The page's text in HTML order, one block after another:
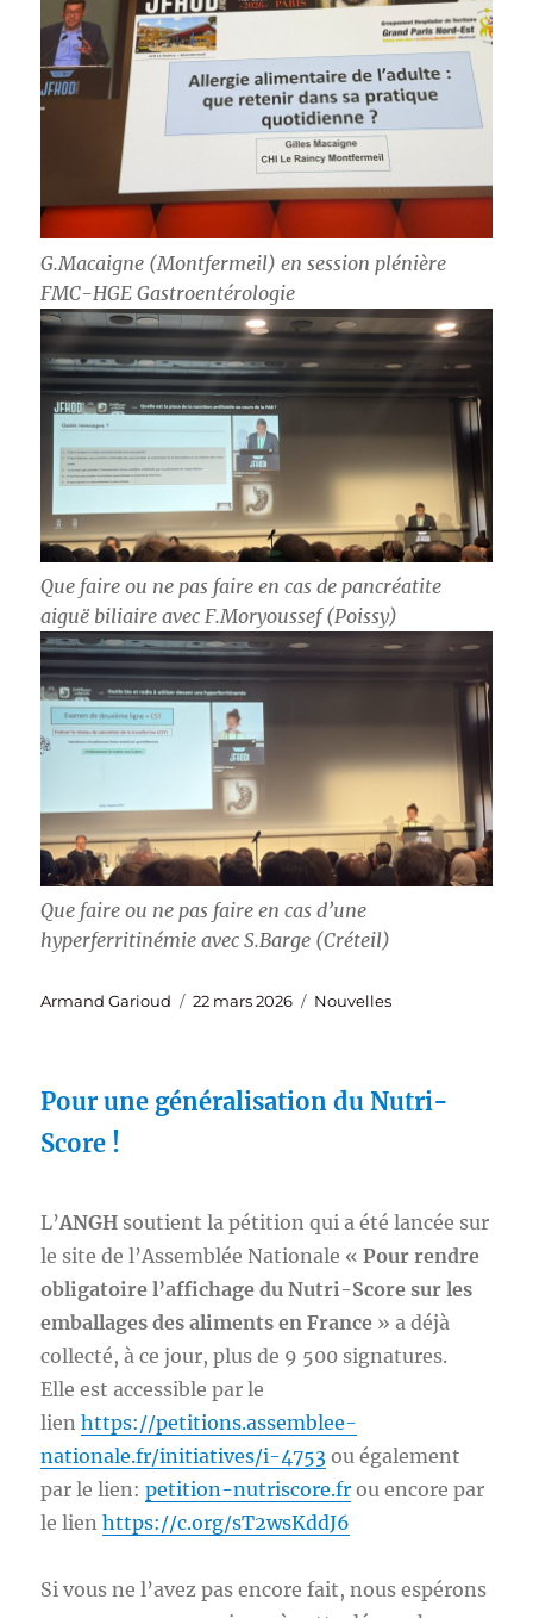
G.Macaigne (Montfermeil) en session plénière
FMC-HGE Gastroentérologie
Que faire ou ne pas faire en cas de pancréatite
aiguë biliaire avec F.Moryoussef (Poissy)
Que faire ou ne pas faire en cas d’une
hyperferritinémie avec S.Barge (Créteil)
Auteur
Armand Garioud
Publié
22 mars 2026 Catégories
Nouvelles
Pour une généralisation du Nutri-
Score !
L’ANGH soutient la pétition qui a été lancée sur
le site de l’Assemblée Nationale «Pour rendre
obligatoire l’affichage du Nutri-Score sur les
emballages des aliments en France » a déjà
collecté, à ce jour, plus de 9 500 signatures.
Elle est accessible par le
lienhttps://petitions.assemblee-
nationale.fr/initiatives/i-4753 ou également
par le lien:petition-nutriscore.fr ou encore par
le lienhttps://c.org/sT2wsKddJ6
Si vous ne l’avez pas encore fait, nous espérons